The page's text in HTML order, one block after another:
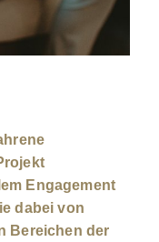
Engagement
dabei von
Bereichen der